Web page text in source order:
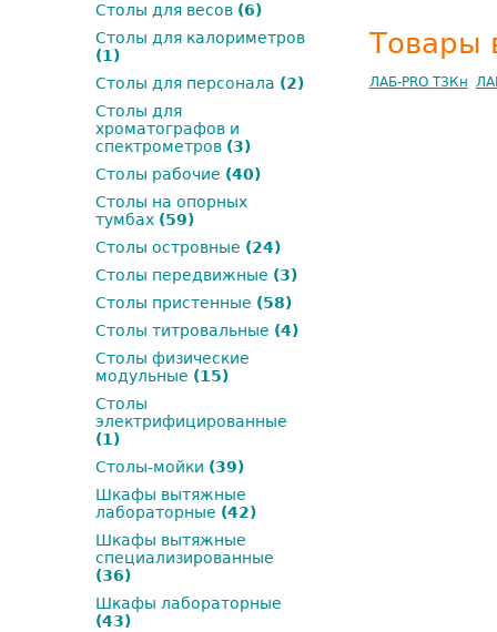
Товары
ЛАБ-PRO ТЗКн
Столы для весов (6)
Столы для калориметров
(1)
Столы для персонала (2)
Столы для
хроматографов и
спектрометров (3)
Столы рабочие (40)
Столы на опорных
тумбах (59)
Столы островные (24)
Столы передвижные (3)
Столы пристенные (58)
Столы титровальные (4)
Столы физические
модульные (15)
Столы
электрифицированные
(1)
Столы-мойки (39)
Шкафы вытяжные
лабораторные (42)
Шкафы вытяжные
специализированные
(36)
Шкафы лабораторные
(43)